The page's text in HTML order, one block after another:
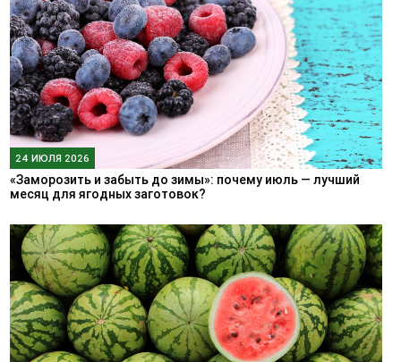
24 ИЮЛЯ 2026
«Заморозить и забыть до зимы»: почему июль — лучший
месяц для ягодных заготовок?